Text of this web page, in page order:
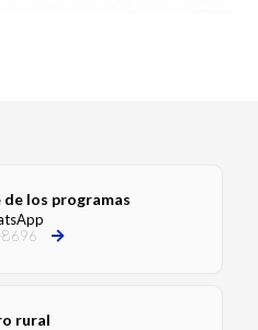
los programas
rural